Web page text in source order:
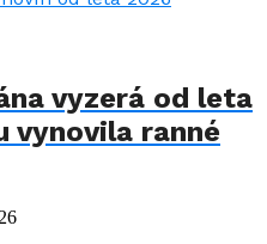
vyzerá od leta
vynovila ranné